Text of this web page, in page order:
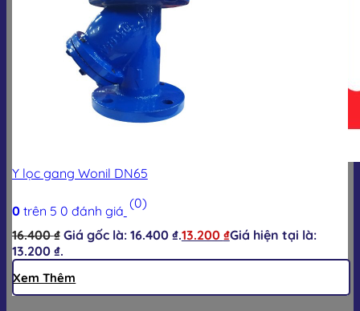
Y lọc gang Wonil DN65
0trên 5 0 đánh giá (0)
16.400₫ Giá gốc là: 16.400 ₫.13.200 ₫Giá hiện tại là:
13.200 ₫.
Xem Thêm